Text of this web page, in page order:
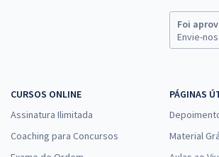
25,99
Economize R$ 77,96 (-
UFRGS - Universidade Federal do Rio Grande
Foi
Envie-
CURSOS ONLINE
Assinatura Ilimitada
Coaching para Concursos
PÁGINAS
Material